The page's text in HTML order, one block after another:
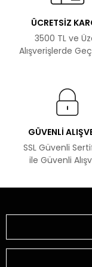
ÜCRETSİZ
3500 TL ve
Alışverişlerde
GÜVENLİ
SSL Güvenli
ile Güvenli